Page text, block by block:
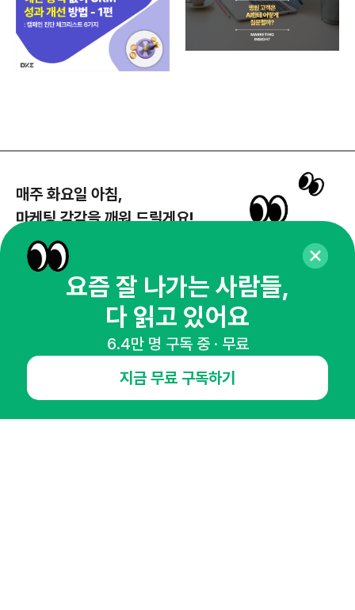
매주 화요일 아침,
마케팅 감각을 깨워 드릴게요!
뉴스레터 구독하기
NHN AD
오픈애즈란
요즘 잘 나가는 사람들,
다 읽고 있어요
6.4만 명 구독 중 · 무료
지금 무료 구독하기